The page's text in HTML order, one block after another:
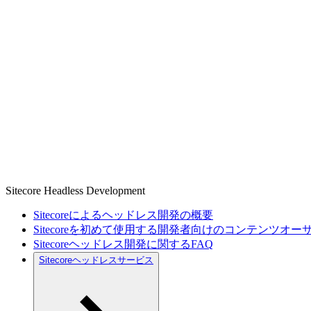
Sitecore Headless Development
Sitecoreによるヘッドレス開発の概要
Sitecoreを初めて使用する開発者向けのコンテンツオー
Sitecoreヘッドレス開発に関するFAQ
Sitecoreヘッドレスサービス